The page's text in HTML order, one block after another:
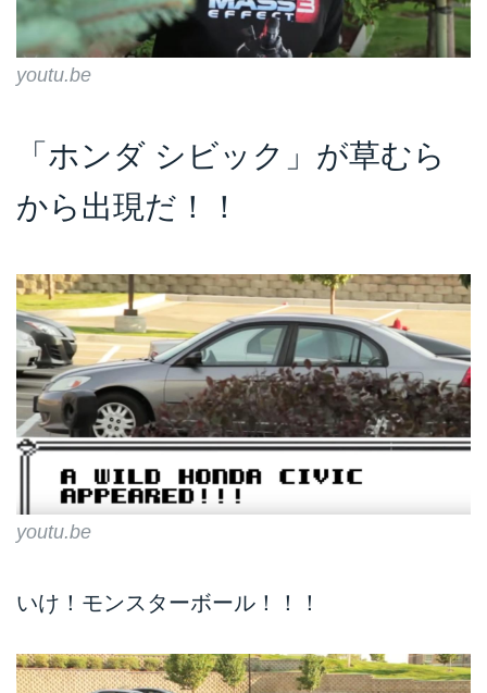
youtu.be
「ホンダ シビック」が草むら
から出現だ！！
youtu.be
いけ！モンスターボール！！！